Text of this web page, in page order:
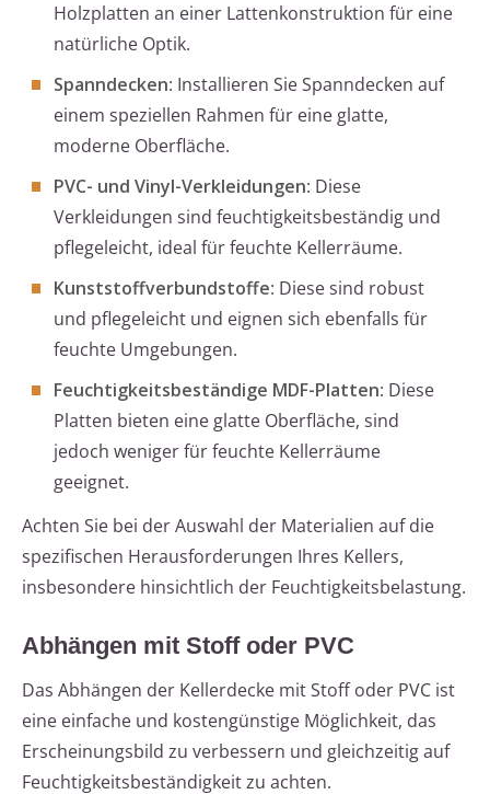
Holzplatten an einer Lattenkonstruktion für eine
natürliche Optik.
Spanndecken: Installieren Sie Spanndecken auf
einem speziellen Rahmen für eine glatte,
moderne Oberfläche.
PVC- und Vinyl-Verkleidungen: Diese
Verkleidungen sind feuchtigkeitsbeständig und
pflegeleicht, ideal für feuchte Kellerräume.
Kunststoffverbundstoffe: Diese sind robust
und pflegeleicht und eignen sich ebenfalls für
feuchte Umgebungen.
Feuchtigkeitsbeständige MDF-Platten: Diese
Platten bieten eine glatte Oberfläche, sind
jedoch weniger für feuchte Kellerräume
geeignet.
Achten Sie bei der Auswahl der Materialien auf die
spezifischen Herausforderungen Ihres Kellers,
insbesondere hinsichtlich der Feuchtigkeitsbelastung.
Abhängen mit Stoff oder PVC
Das Abhängen der Kellerdecke mit Stoff oder PVC ist
eine einfache und kostengünstige Möglichkeit, das
Erscheinungsbild zu verbessern und gleichzeitig auf
Feuchtigkeitsbeständigkeit zu achten.